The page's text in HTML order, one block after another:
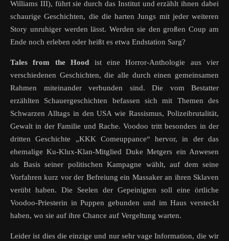
Williams III), führt sie durch das Institut und erzählt ihnen dabei
schaurige Geschichten, die die harten Jungs mit jeder weiteren
Story unruhiger werden lässt. Werden sie den großen Coup am
Ende noch erleben oder heißt es etwa Endstation Sarg?
Tales from the Hood ist eine Horror-Anthologie aus vier
verschiedenen Geschichten, die alle durch einen gemeinsamen
Rahmen miteinander verbunden sind. Die vom Bestatter
erzählten Schauergeschichten befassen sich mit Themen des
Schwarzen Alltags in den USA wie Rassismus, Polizeibrutalität,
Gewalt in der Familie und Rache. Voodoo tritt besonders in der
dritten Geschichte „KKK Comeuppance“ hervor, in der das
ehemalige Ku-Klux-Klan-Mitglied Duke Metgers ein Anwesen
als Basis seiner politischen Kampagne wählt, auf dem seine
Vorfahren kurz vor der Befreiung ein Massaker an ihren Sklaven
verübt haben. Die Seelen der Gepeinigten soll eine örtliche
Voodoo-Priesterin in Puppen gebunden und im Haus versteckt
haben, wo sie auf ihre Chance auf Vergeltung warten.
Leider ist dies die einzige und nur sehr vage Information, die wir